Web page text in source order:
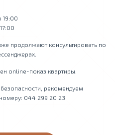
19:00
продолжают консультировать по
online-показ квартиры.
рекомендуем
044 299 20 23